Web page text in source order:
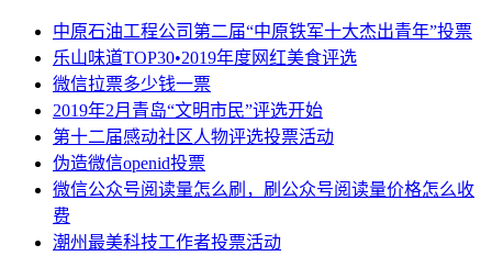
中原石油工程公司第二届“中原铁军十大杰出青年”投票
乐山味道TOP30•2019年度网红美食评选
微信拉票多少钱一票
2019年2月青岛“文明市民”评选开始
第十二届感动社区人物评选投票活动
伪造微信openid投票
微信公众号阅读量怎么刷，刷公众号阅读量价格怎么收
费
潮州最美科技工作者投票活动